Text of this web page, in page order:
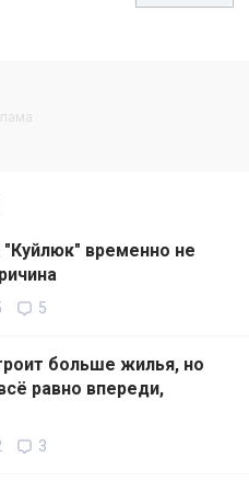
временно не
5
больше жилья, но
равно впереди,
3